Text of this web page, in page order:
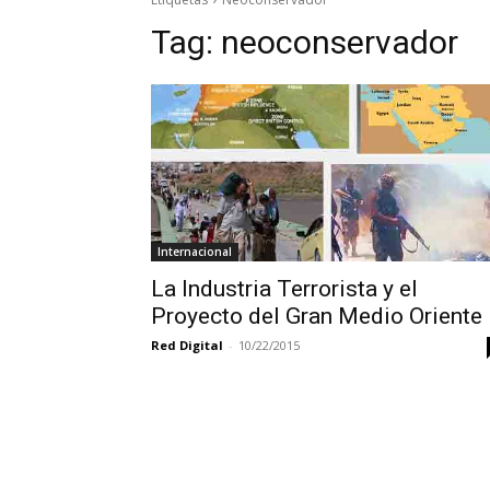
Tag: neoconservador
Internacional
La Industria Terrorista y el
Proyecto del Gran Medio Oriente
Red Digital - 10/22/2015